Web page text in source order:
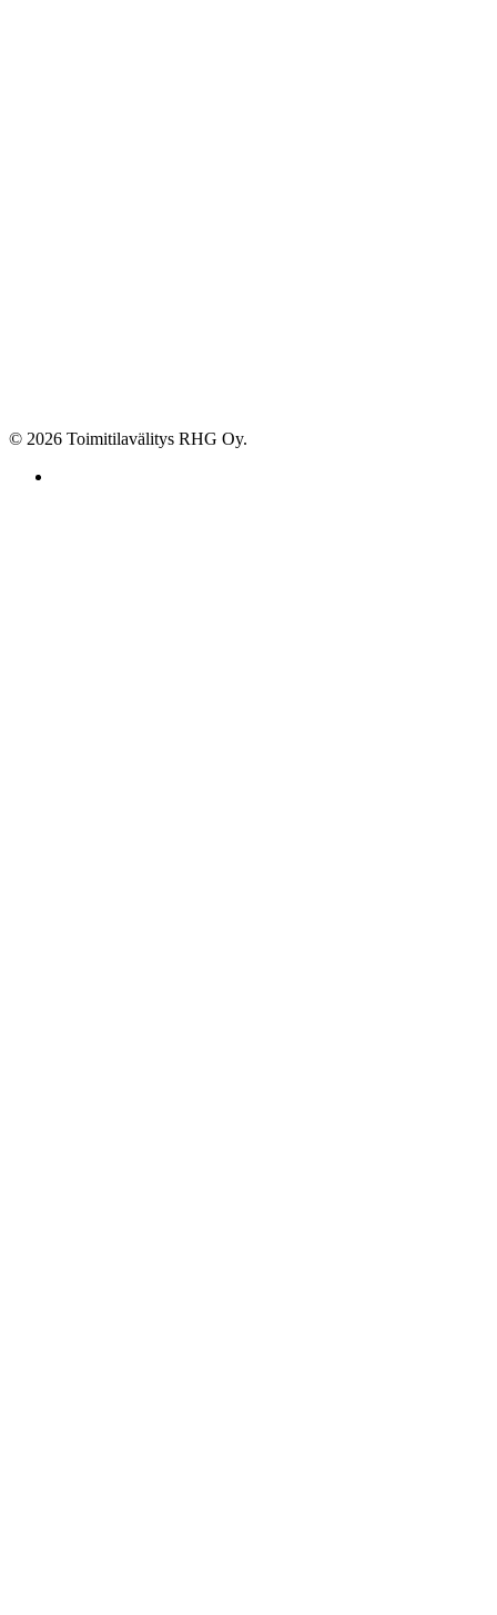
© 2026 Toimitilavälitys RHG Oy.